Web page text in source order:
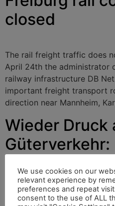
closed
The rail freight traffic does
April 24th the administrator
railway infrastructure DB
important freight transport
direction near Mannheim,
Wieder Druck
Güterverkehr:
Karlsruhe-
We use cookies on our
relevant experience by
preferences and repeat
consent to the use of ALL